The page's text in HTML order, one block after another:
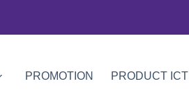
PROMOTION PRODUCT ICT